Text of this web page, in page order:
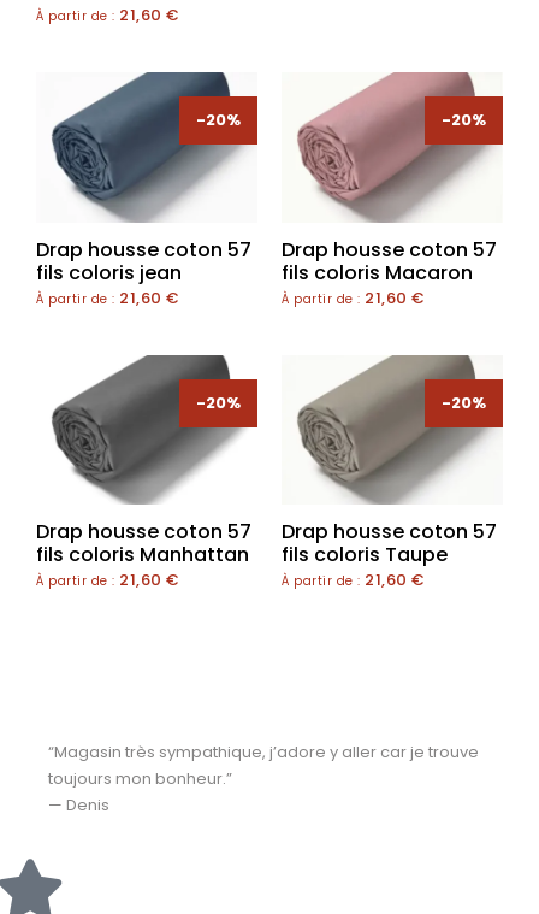
À partir de : 21,60 €
-20%
Drap housse coton 57
fils coloris jean
À partir de : 21,60 €
-20%
Drap housse coton 57
fils coloris Macaron
À partir de : 21,60 €
-20%
Drap housse coton 57
fils coloris Manhattan
À partir de : 21,60 €
-20%
Drap housse coton 57
fils coloris Taupe
À partir de : 21,60 €
“Magasin très sympathique, j’adore y aller car je trouve
toujours mon bonheur.”
— Denis